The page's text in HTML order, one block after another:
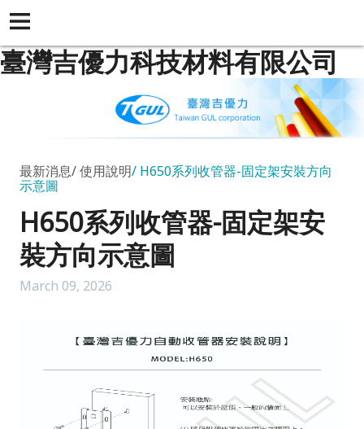
臺灣吉優力科技材料有限公司
最新消息 使用說明 H650系列收管器-固定架安裝方向
示意圖
H650系列收管器-固定架安
裝方向示意圖
March 09, 2026